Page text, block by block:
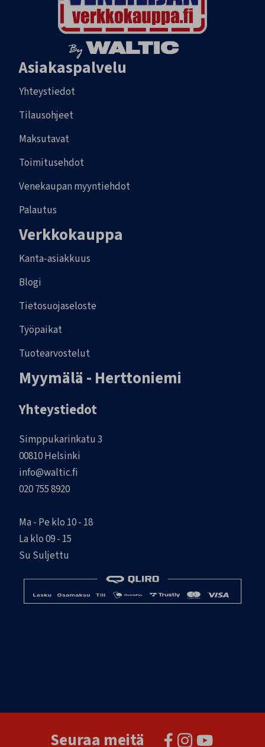
Asiakaspalvelu
Yhteystiedot
Tilausohjeet
Maksutavat
Toimitusehdot
Venekaupan myyntiehdot
Palautus
Verkkokauppa
Kanta-asiakkuus
Blogi
Tietosuojaseloste
Työpaikat
Tuotearvostelut
Myymälä - Herttoniemi
Yhteystiedot
Simppukarinkatu 3
00810 Helsinki
info@waltic.fi
020 755 8920
Ma - Pe klo 10 - 18
La klo 09 - 15
Su Suljettu
Seuraa meitä